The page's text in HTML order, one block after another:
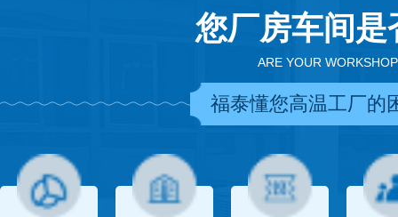
您厂房车间
ARE YOUR
福泰懂您高温工厂的